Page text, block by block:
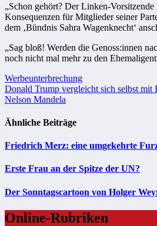
„Schon gehört? Der Linken-
Konsequenzen für Mitglieder seiner
dem ‚Bündnis Sahra Wagenknecht‘
„Sag bloß! Werden die Genoss:innen
noch nicht mal mehr zu den
Beitragsnavigation
Werbeunterbrechung
Donald Trump vergleicht sich selbst mit
Nelson Mandela
Ähnliche Beiträge
Friedrich Merz: eine umgekehrte
Erste Frau an der Spitze der UN?
Der Sonntagscartoon von Holger
Online-Rubriken